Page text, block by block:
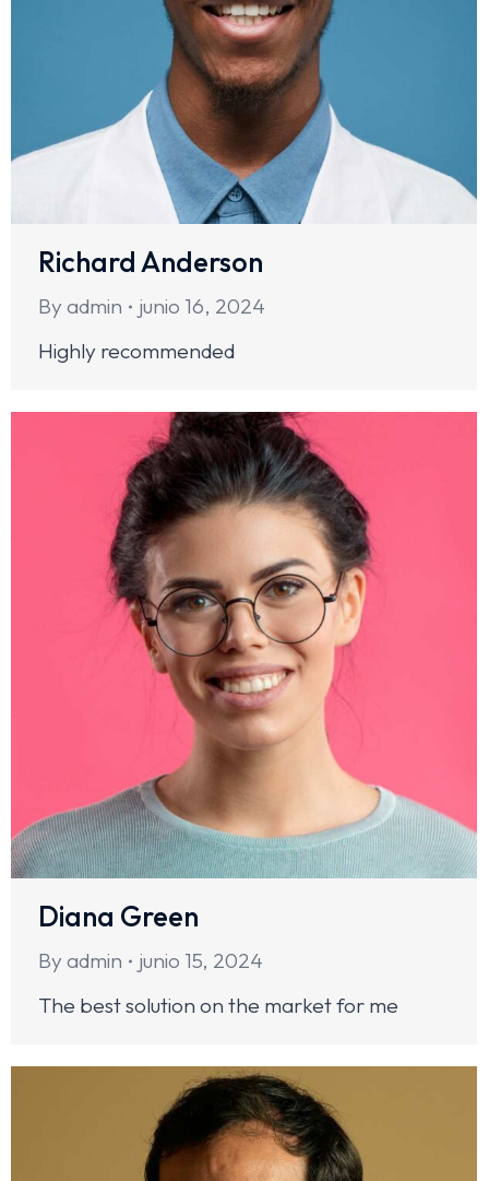
Richard Anderson
By admin
junio 16, 2024
Highly recommended
Diana Green
By admin
junio 15, 2024
The best solution on the market for me